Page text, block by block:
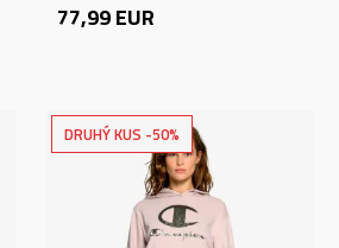
77,99EUR
DRUHÝ KUS -50%